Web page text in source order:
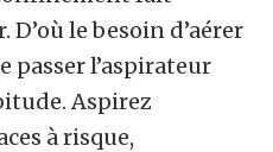
le besoin d’aérer
passer l’aspirateur
Aspirez
à risque,